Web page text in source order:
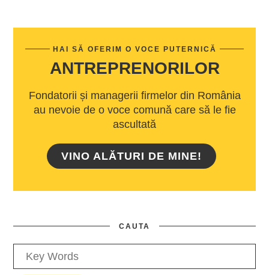
HAI SĂ OFERIM O VOCE PUTERNICĂ
ANTREPRENORILOR
Fondatorii și managerii firmelor din România
au nevoie de o voce comună care să le fie
ascultată
VINO ALĂTURI DE MINE!
CAUTA